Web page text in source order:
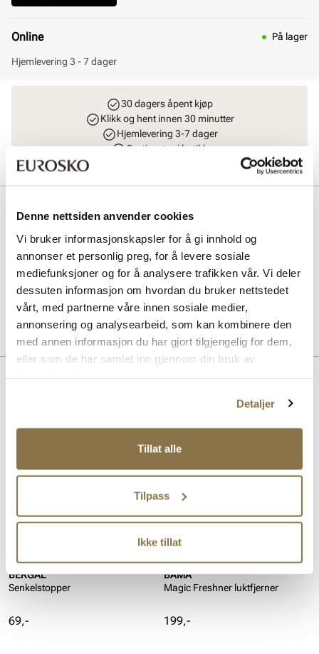
Denne nettsiden anvender cookies
Vi bruker informasjonskapsler for å gi innhold og
annonser et personlig preg, for å levere sosiale
mediefunksjoner og for å analysere trafikken vår. Vi deler
dessuten informasjon om hvordan du bruker nettstedet
vårt, med partnerne våre innen sosiale medier,
annonsering og analysearbeid, som kan kombinere den
med annen informasjon du har gjort tilgjengelig for dem,
eller som de har samlet inn gjennom din bruk av
Detaljer
Tillat alle
Tilpass
Ikke tillat
Online På lager
Hjemlevering 3 - 7 dager
30 dagers åpent kjøp
Klikk og hent innen 30 minutter
Hjemlevering 3-7 dager
Gratis retur i butikk
Bergal Senkestopper er laget av slitesterk plast med et nøytralt
design som passer alle sko. Den forhindrer at lissene løsner under
bruk og er ekstra komfortabel i kombinasjon med elastiske lisser –
en enkel løsning for en hektisk hverdag.
Art. nr 97163008
Lev. art. nr1901
BERGAL
Senkelstopper
Pris
69,-
BAMA
Magic Freshner luktfjerner
Pris
199,-